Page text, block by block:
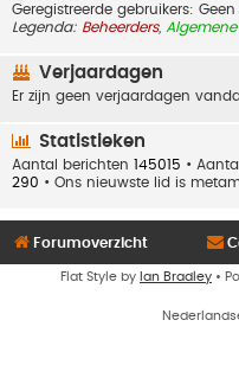
Geregistreerde gebruikers:
Legenda: Beheerders,
Verjaardagen
Er zijn geen verjaardagen
Statistieken
Aantal berichten 145015 •
290 • Ons nieuwste lid is
Forumoverzicht
Flat Style by Ian Bradley •